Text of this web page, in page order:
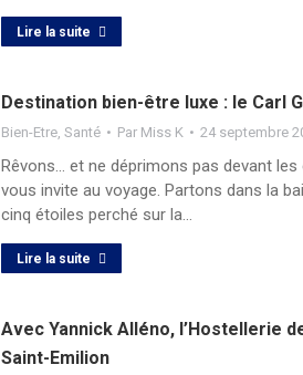
Lire la suite
Destination bien-être luxe : le Carl
Bien-Etre,Santé Par Miss K 24 septembre
Rêvons… et ne déprimons pas devant
vous invite au voyage. Partons dans la
cinq étoiles perché sur la…
Lire la suite
Avec Yannick Alléno, l’Hostellerie
Saint-Emilion